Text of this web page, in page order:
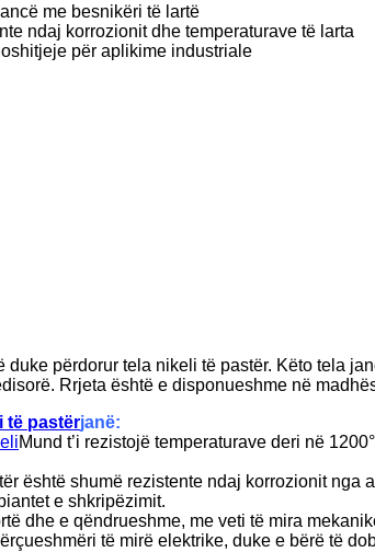
me besnikëri të lartë
ndaj korrozionit dhe temperaturave të larta
për aplikime industriale
përdorur tela nikeli të pastër. Këto tela
Rrjeta është e disponueshme në
të pastërjanë:
Mund t’i rezistojë temperaturave deri në
është shumë rezistente ndaj korrozionit
e shkripëzimit.
dhe e qëndrueshme, me veti të mira
të mirë elektrike, duke e bërë të